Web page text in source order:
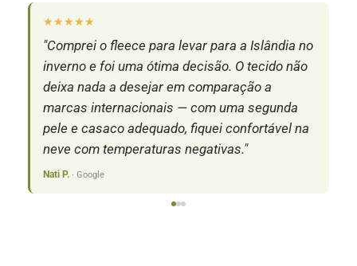
★★★★★
"Comprei o fleece para levar para a Islândia no
inverno e foi uma ótima decisão. O tecido não
deixa nada a desejar em comparação a
marcas internacionais — com uma segunda
pele e casaco adequado, fiquei confortável na
neve com temperaturas negativas."
Nati P. · Google